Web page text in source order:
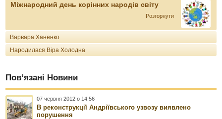
Міжнародний день корінних народів світу
Розгорнути
Варвара Ханенко
Народилася Віра Холодна
Пов’язані Новини
07 червня 2012 о 14:56
В реконструкції Андріївського узвозу виявлено
порушення